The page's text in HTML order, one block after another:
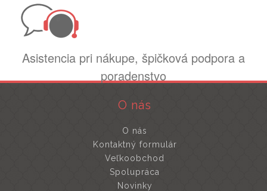
Asistencia pri nákupe, špičková podpora a
poradenstvo
O nás
O nás
Kontaktný formulár
Veľkoobchod
Spolupráca
Novinky